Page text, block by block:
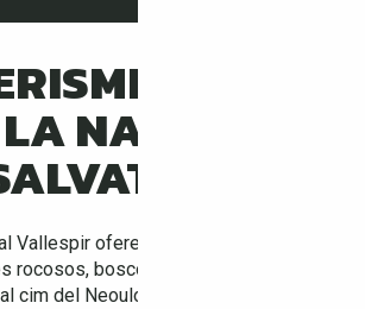
AL COR
NATURA
Vallespir ofereix rutes espectaculars
rocosos, boscos i panoràmiques. Ja
cim del Neoulous, els camins secrets